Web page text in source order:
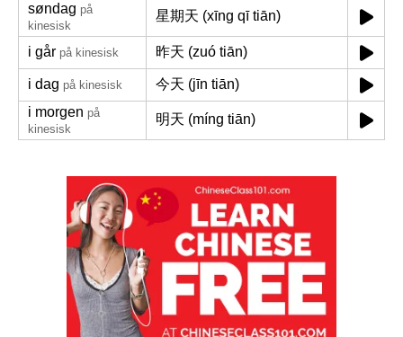
søndag på
kinesisk
星期天 (xīng qī tiān)
i går på kinesisk 昨天 (zuó tiān)
i dag på kinesisk
今天 (jīn tiān)
i morgen på
kinesisk
明天 (míng tiān)